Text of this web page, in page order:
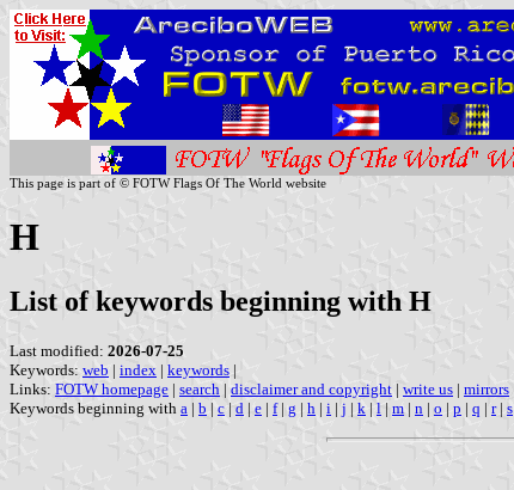
This page is part of © FOTW Flags Of The World website
H
List of keywords beginning with H
Last modified: 2026-07-25
Keywords: web | index | keywords |
Links: FOTW homepage | search | disclaimer and copyright | write us | mirrors
Keywords beginning with a | b | c | d | e | f| g | h | i | j | k | l | m | n | o | p | q | r| s